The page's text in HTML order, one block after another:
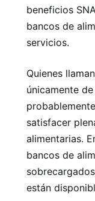
beneficios
bancos de
servicios.
Quienes
únicamente
satisfacer
alimentarias.
bancos de
están